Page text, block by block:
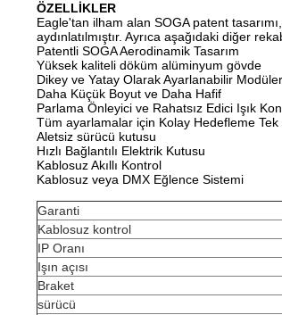
ÖZELLİKLER
Eagle'tan ilham alan SOGA patent
aydınlatılmıştır. Ayrıca aşağıdaki diğer
Patentli SOGA Aerodinamik Tasarım
Yüksek kaliteli döküm alüminyum gövde
Dikey ve Yatay Olarak Ayarlanabilir
Daha Küçük Boyut ve Daha Hafif
Parlama Önleyici ve Rahatsız Edici Işık
Tüm ayarlamalar için Kolay Hedefleme Tek
Aletsiz sürücü kutusu
Hızlı Bağlantılı Elektrik Kutusu
Kablosuz Akıllı Kontrol
Kablosuz veya DMX Eğlence Sistemi
Garanti
Kablosuz kontrol
IP Oranı
Işın açısı
Braket
sürücü